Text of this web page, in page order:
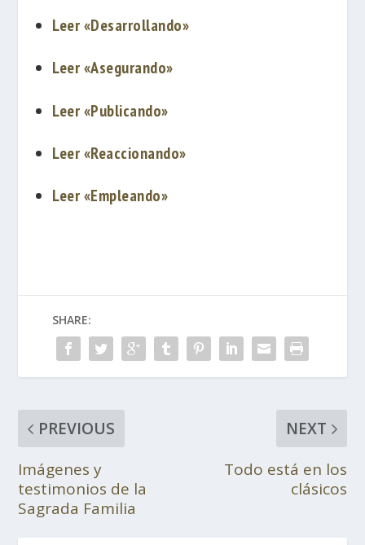
Leer «Desarrollando»
Leer «Asegurando»
Leer «Publicando»
Leer «Reaccionando»
Leer «Empleando»
SHARE:
PREVIOUS
Imágenes y
testimonios de la
Sagrada Familia
NEXT
Todo está en los
clásicos